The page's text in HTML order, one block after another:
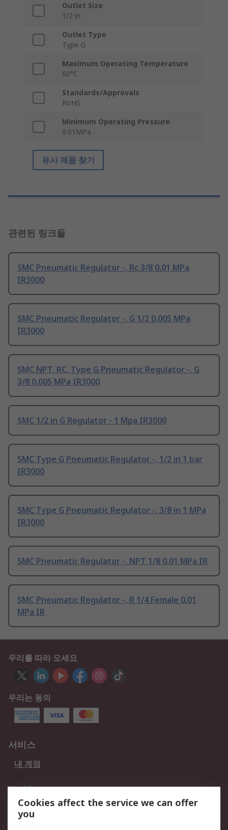
Outlet Size
1/2 in
Outlet Type
Type G
Maximum Operating Temperature
60°C
Standards/Approvals
RoHS
Minimum Operating Pressure
0.01MPa
유사 제품 찾기
관련된 링크들
SMC Pneumatic Regulator -, Rc 3/8 0.01 MPa
IR3000
SMC Pneumatic Regulator -, G 1/2 0.005 MPa
IR3000
SMC NPT, RC, Type G Pneumatic Regulator -, G
3/8 0.005 MPa IR3000
SMC 1/2 in G Regulator - 1 Mpa IR3000
SMC Type G Pneumatic Regulator -, 1/2 in 1 bar
IR3000
SMC Type G Pneumatic Regulator -, 3/8 in 1 MPa
IR3000
SMC Pneumatic Regulator -, NPT 1/8 0.01 MPa IR
SMC Pneumatic Regulator -, R 1/4 Female 0.01
MPa IR
우리를 따라 오세요
우리는 동의
서비스
내 계정
적법한
개인 정보 보호 정책
데이터 보호
웹사이트 사용 약관
Cookies affect the service we can offer
you